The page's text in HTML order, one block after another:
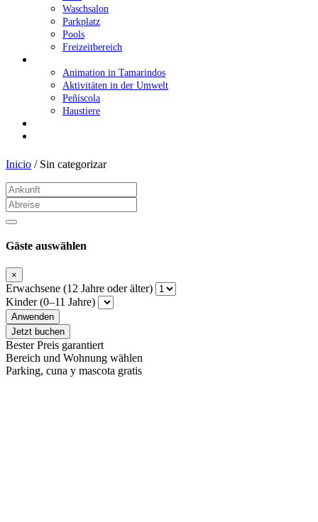
Waschsalon
Parkplatz
Pools
Freizeitbereich
Animation in Tamarindos
Aktivitäten in der Umwelt
Peñíscola
Haustiere
Inicio / Sin categorizar
Gäste auswählen
×
Erwachsene (12 Jahre oder älter)
Kinder (0–11 Jahre)
Anwenden
Jetzt buchen
Bester Preis garantiert
Bereich und Wohnung wählen
Parking, cuna y mascota gratis